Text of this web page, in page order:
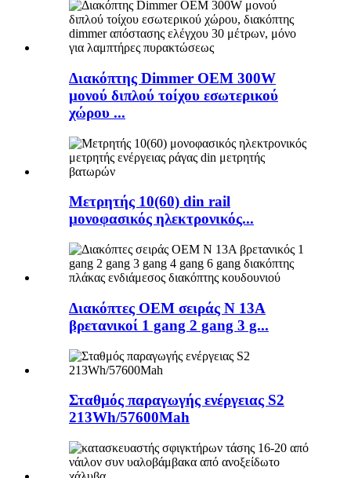
Διακόπτης Dimmer OEM 300W
μονού διπλού τοίχου εσωτερικού
χώρου ...
Μετρητής 10(60) din rail
μονοφασικός ηλεκτρονικός...
Διακόπτες OEM σειράς N 13A
βρετανικοί 1 gang 2 gang 3 g...
Σταθμός παραγωγής ενέργειας S2
213Wh/57600Mah